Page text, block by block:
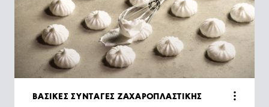
ΒΑΣΙΚΕΣ ΣΥΝΤΑΓΕΣ ΖΑΧΑΡΟΠΛΑΣΤΙΚΗΣ